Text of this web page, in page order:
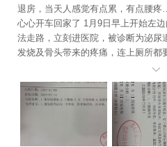
退房，当天人感觉有点累，有点腰
心心开车回家了 1月9日早上开始左
法走路，立刻进医院，被诊断为泌尿
发烧及骨头带来的疼痛，连上厕所都
5星，我1星都不会给御温泉 平台你
的，我只是在描述我的经历
